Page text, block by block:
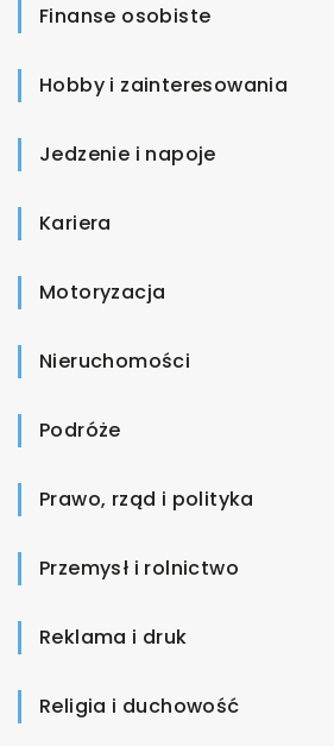
Finanse osobiste
Hobby i zainteresowania
Jedzenie i napoje
Kariera
Motoryzacja
Nieruchomości
Podróże
Prawo, rząd i polityka
Przemysł i rolnictwo
Reklama i druk
Religia i duchowość